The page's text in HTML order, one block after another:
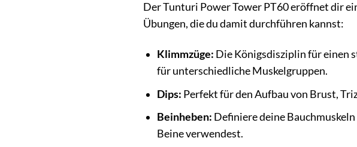
Der Tunturi Power Tower PT60 eröffnet dir
Übungen, die du damit durchführen kannst:
Klimmzüge: Die Königsdisziplin für einen
für unterschiedliche Muskelgruppen.
Dips: Perfekt für den Aufbau von Brust,
Beinheben: Definiere deine
Beine verwendest.